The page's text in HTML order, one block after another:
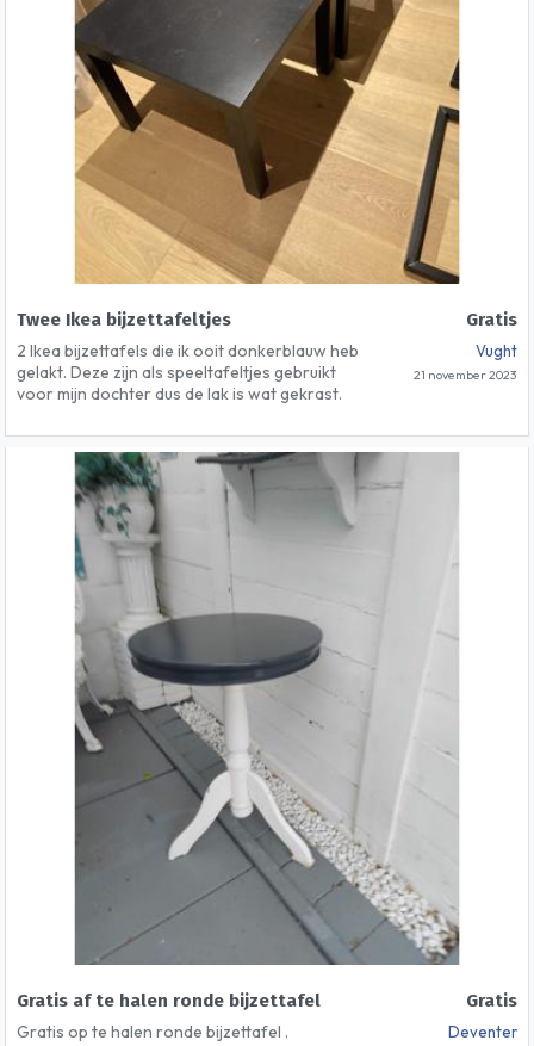
Gratis
Twee Ikea bijzettafeltjes
Vught
21 november 2023
2 Ikea bijzettafels die ik ooit donkerblauw heb
gelakt. Deze zijn als speeltafeltjes gebruikt
voor mijn dochter dus de lak is wat gekrast.
mogen worden.
Gratis
Gratis af te halen ronde bijzettafel
Deventer
Gratis op te halen ronde bijzettafel .